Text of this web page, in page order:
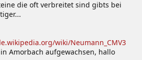
die oft verbreitet sind gibts bei
wiki/Neumann_CMV3
Amorbach aufgewachsen, hallo